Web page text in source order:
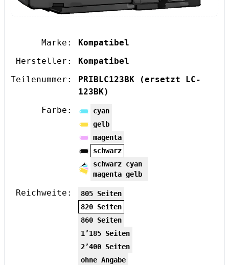
Marke:
Kompatibel
Hersteller:
Kompatibel
Teilenummer:
PRIBLC123BK
(ersetzt LC-
123BK)
Farbe:
cyan
gelb
magenta
schwarz
schwarz cyan
magenta gelb
Reichweite:
805 Seiten
820 Seiten
860 Seiten
1’185 Seiten
2’400 Seiten
ohne Angabe